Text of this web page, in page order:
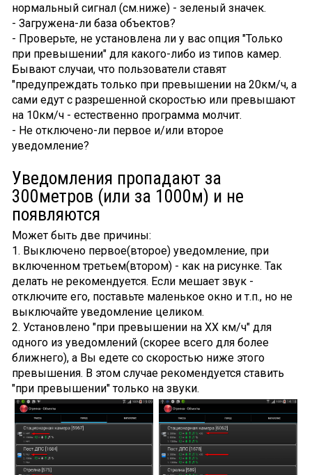
нормальный сигнал (см.ниже) - зеленый значек.
- Загружена-ли база объектов?
- Проверьте, не установлена ли у вас опция "Только
при превышении" для какого-либо из типов камер.
Бывают случаи, что пользователи ставят
"предупреждать только при превышении на 20км/ч, а
сами едут с разрешенной скоростью или превышают
на 10км/ч - естественно программа молчит.
- Не отключено-ли первое и/или второе
уведомление?
Уведомления пропадают за
300метров (или за 1000м) и не
появляются
Может быть две причины:
1. Выключено первое(второе) уведомление, при
включенном третьем(втором) - как на рисунке. Так
делать не рекомендуется. Если мешает звук -
отключите его, поставьте маленькое окно и т.п., но не
выключайте уведомление целиком.
2. Установлено "при превышении на XX км/ч" для
одного из уведомлений (скорее всего для более
ближнего), а Вы едете со скоростью ниже этого
превышения. В этом случае рекомендуется ставить
"при превышении" только на звуки.